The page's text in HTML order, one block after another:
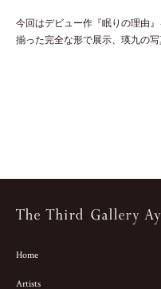
今回はデビュー作『眠りの理由
揃った完全な形で展示、瑛九の
Home
Artists